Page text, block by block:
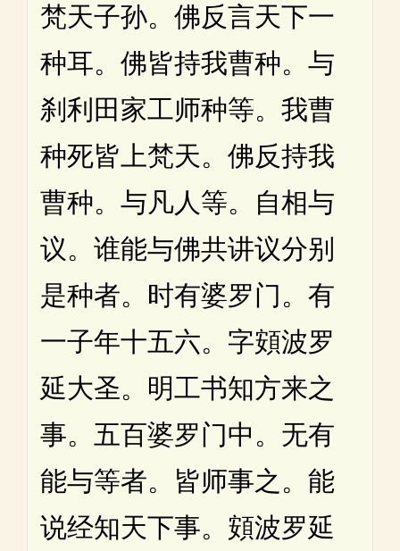
梵天子孙。佛反言天下一
种耳。佛皆持我曹种。与
刹利田家工师种等。我曹
种死皆上梵天。佛反持我
曹种。与凡人等。自相与
议。谁能与佛共讲议分别
是种者。时有婆罗门。有
一子年十五六。字頞波罗
延大圣。明工书知方来之
事。五百婆罗门中。无有
能与等者。皆师事之。能
说经知天下事。頞波罗延